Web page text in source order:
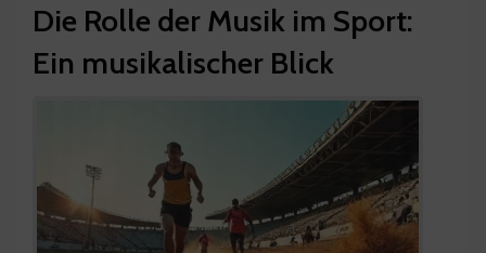
Die Rolle der Musik im Sport:
Ein musikalischer Blick